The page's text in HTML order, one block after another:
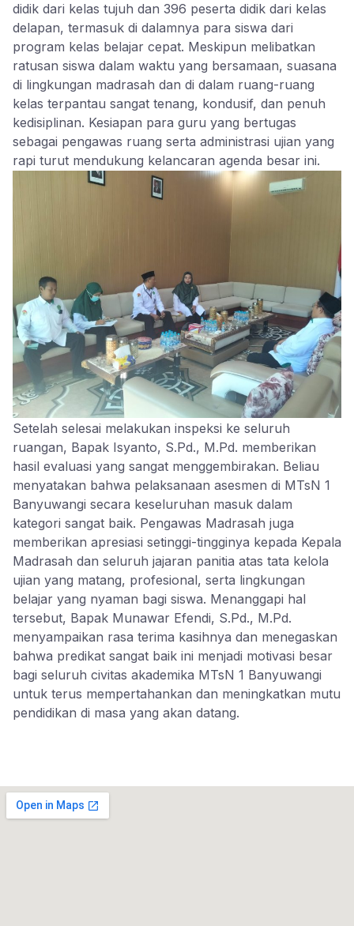
didik dari kelas tujuh dan 396 peserta didik dari kelas
delapan, termasuk di dalamnya para siswa dari
program kelas belajar cepat. Meskipun melibatkan
ratusan siswa dalam waktu yang bersamaan, suasana
di lingkungan madrasah dan di dalam ruang-ruang
kelas terpantau sangat tenang, kondusif, dan penuh
kedisiplinan. Kesiapan para guru yang bertugas
sebagai pengawas ruang serta administrasi ujian yang
rapi turut mendukung kelancaran agenda besar ini.
Setelah selesai melakukan inspeksi ke seluruh
ruangan, Bapak Isyanto, S.Pd., M.Pd. memberikan
hasil evaluasi yang sangat menggembirakan. Beliau
menyatakan bahwa pelaksanaan asesmen di MTsN 1
Banyuwangi secara keseluruhan masuk dalam
kategori sangat baik. Pengawas Madrasah juga
memberikan apresiasi setinggi-tingginya kepada Kepala
Madrasah dan seluruh jajaran panitia atas tata kelola
ujian yang matang, profesional, serta lingkungan
belajar yang nyaman bagi siswa. Menanggapi hal
tersebut, Bapak Munawar Efendi, S.Pd., M.Pd.
menyampaikan rasa terima kasihnya dan menegaskan
bahwa predikat sangat baik ini menjadi motivasi besar
bagi seluruh civitas akademika MTsN 1 Banyuwangi
untuk terus mempertahankan dan meningkatkan mutu
pendidikan di masa yang akan datang.